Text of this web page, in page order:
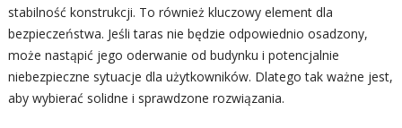
stabilność konstrukcji. To również kluczowy element dla
bezpieczeństwa. Jeśli taras nie będzie odpowiednio osadzony,
może nastąpić jego oderwanie od budynku i potencjalnie
niebezpieczne sytuacje dla użytkowników. Dlatego tak ważne jest,
aby wybierać solidne i sprawdzone rozwiązania.